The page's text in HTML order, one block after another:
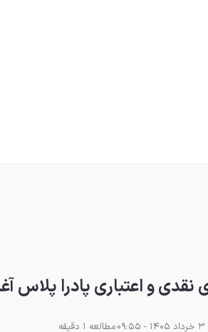
و اعتباری پادرا پلاس
مطالعه 1 دقیقه